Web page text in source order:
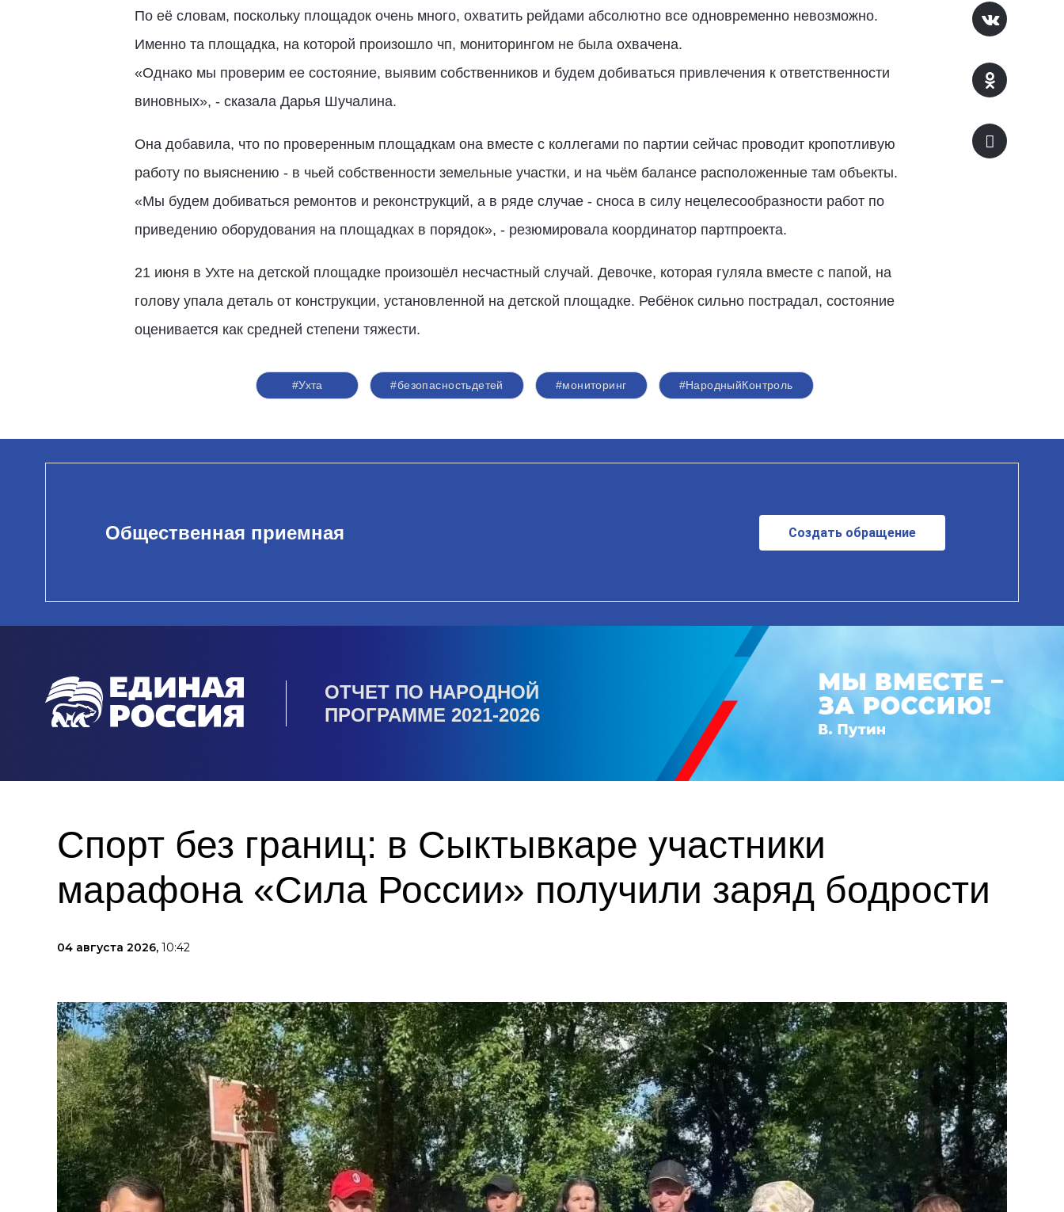
По её словам, поскольку площадок очень много, охватить рейдами абсолютно все одновременно невозможно.
Именно та площадка, на которой произошло чп, мониторингом не была охвачена.
«Однако мы проверим ее состояние, выявим собственников и будем добиваться привлечения к ответственности
виновных», - сказала Дарья Шучалина.
Она добавила, что по проверенным площадкам она вместе с коллегами по партии сейчас проводит кропотливую
работу по выяснению - в чьей собственности земельные участки, и на чьём балансе расположенные там объекты.
«Мы будем добиваться ремонтов и реконструкций, а в ряде случае - сноса в силу нецелесообразности работ по
приведению оборудования на площадках в порядок», - резюмировала координатор партпроекта.
21 июня в Ухте на детской площадке произошёл несчастный случай. Девочке, которая гуляла вместе с папой, на
голову упала деталь от конструкции, установленной на детской площадке. Ребёнок сильно пострадал, состояние
оценивается как средней степени тяжести.
#Ухта #безопасностьдетей #мониторинг #НародныйКонтроль
Общественная приемная Создать обращение
ОТЧЕТ ПО НАРОДНОЙ
ПРОГРАММЕ 2021-2026
Спорт без границ: в Сыктывкаре участники
марафона «Сила России» получили заряд бодрости
04 августа 2026, 10:42